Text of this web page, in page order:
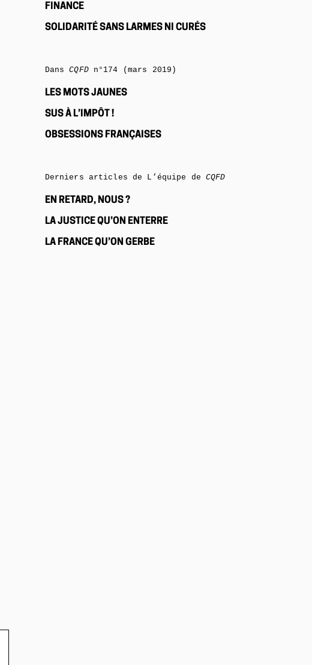
FINANCE
SOLIDARITÉ SANS LARMES NI CURÉS
DansCQFDn°174 (mars 2019)
LES MOTS JAUNES
SUS À L’IMPÔT !
OBSESSIONS FRANÇAISES
Derniers articles de L’équipe de CQFD
EN RETARD, NOUS ?
LA JUSTICE QU’ON ENTERRE
LA FRANCE QU’ON GERBE